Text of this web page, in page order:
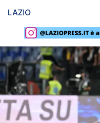
Calciomercato
Lazio Women
Rassegna Lazio
Social
Calcio
Serie A
LAZIO